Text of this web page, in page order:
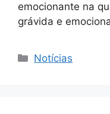
emocionante na
grávida e
Categorias
Notícias